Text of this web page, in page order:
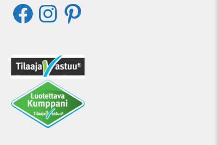
FacebookInstagramPinterest